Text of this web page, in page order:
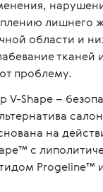
лишнего
области и
тканей
проблему.
V-Shape –
на
с
Progeline™